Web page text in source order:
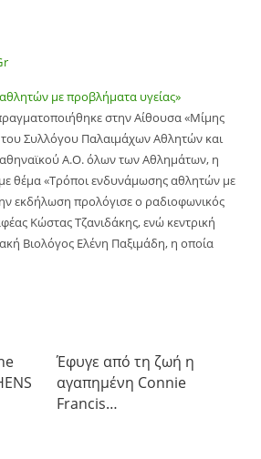
με προβλήματα υγείας»
στην Αίθουσα «Μίμης
Συλλόγου Παλαιμάχων Αθλητών και
Α.Ο. όλων των Αθλημάτων, η
θέμα «Τρόποι ενδυνάμωσης αθλητών με
εκδήλωση προλόγισε ο ραδιοφωνικός
Κώστας Τζανιδάκης, ενώ κεντρική
Βιολόγος Ελένη Παξιμάδη, η οποία
Έφυγε από τη ζωή η
αγαπημένη Connie
Francis…